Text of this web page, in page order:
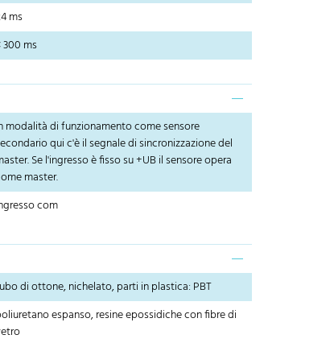
ms
300 ms
modalità di funzionamento come sensore
qui c'è il segnale di sincronizzazione del
Se l'ingresso è fisso su +UB il sensore opera
master.
com
di ottone, nichelato, parti in plastica: PBT
espanso, resine epossidiche con fibre di